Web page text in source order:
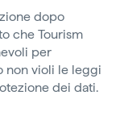
dopo
che Tourism
per
non violi le leggi
dei dati.